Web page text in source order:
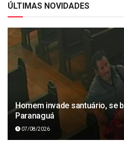
ÚLTIMAS NOVIDADES
Homem invade santuário, se
Paranaguá
07/08/2026